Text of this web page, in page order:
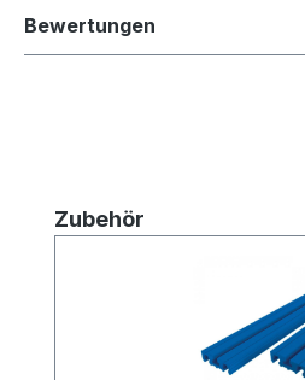
Bewertungen
Produktgalerie überspringen
Zubehör